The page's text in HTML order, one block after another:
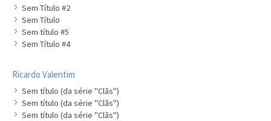
Sem Título #2
Sem Título
Sem título #5
Sem Título #4
Ricardo Valentim
Sem título (da série "Clãs")
Sem título (da série "Clãs")
Sem título (da série "Clãs")